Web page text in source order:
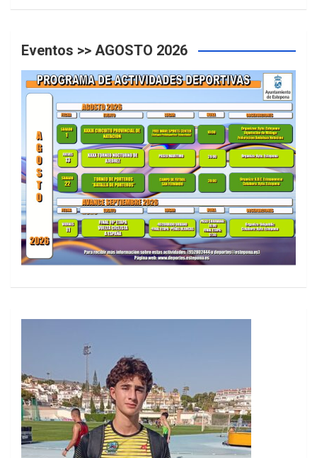
Eventos >> AGOSTO 2026